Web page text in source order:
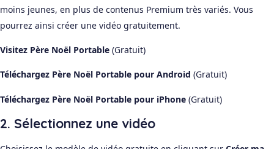
moins jeunes, en plus de contenus Premium très variés. Vous
pourrez ainsi créer une vidéo gratuitement.
Visitez Père Noël Portable (Gratuit)
Téléchargez Père Noël Portable pour Android (Gratuit)
Téléchargez Père Noël Portable pour iPhone (Gratuit)
2. Sélectionnez une vidéo